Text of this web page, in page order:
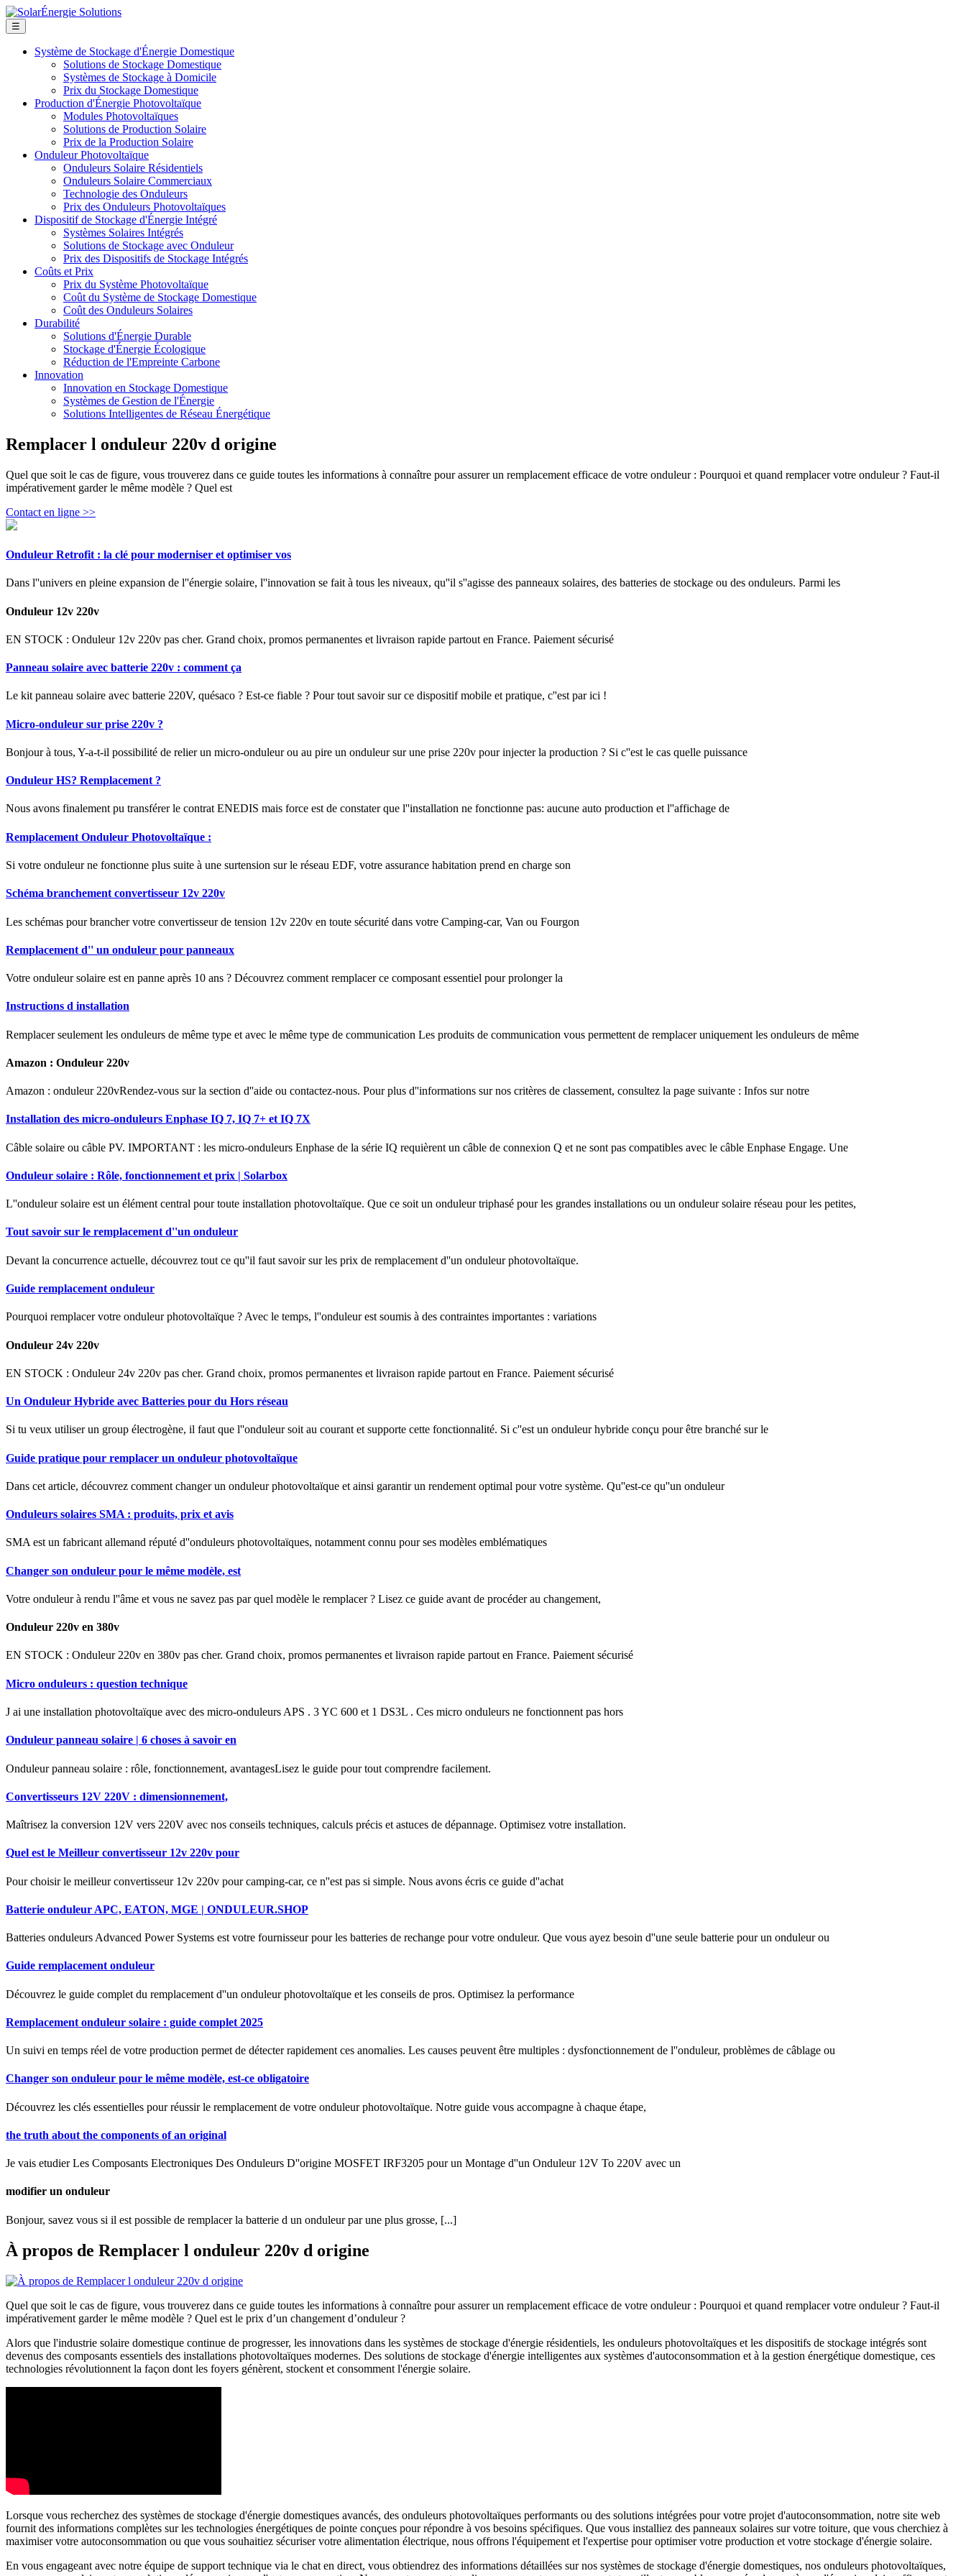
☰
Système de Stockage d'Énergie Domestique
Solutions de Stockage Domestique
Systèmes de Stockage à Domicile
Prix du Stockage Domestique
Production d'Énergie Photovoltaïque
Modules Photovoltaïques
Solutions de Production Solaire
Prix de la Production Solaire
Onduleur Photovoltaïque
Onduleurs Solaire Résidentiels
Onduleurs Solaire Commerciaux
Technologie des Onduleurs
Prix des Onduleurs Photovoltaïques
Dispositif de Stockage d'Énergie Intégré
Systèmes Solaires Intégrés
Solutions de Stockage avec Onduleur
Prix des Dispositifs de Stockage Intégrés
Coûts et Prix
Prix du Système Photovoltaïque
Coût du Système de Stockage Domestique
Coût des Onduleurs Solaires
Durabilité
Solutions d'Énergie Durable
Stockage d'Énergie Écologique
Réduction de l'Empreinte Carbone
Innovation
Innovation en Stockage Domestique
Systèmes de Gestion de l'Énergie
Solutions Intelligentes de Réseau Énergétique
Remplacer l onduleur 220v d origine
Quel que soit le cas de figure, vous trouverez dans ce guide toutes les informations à connaître pour assurer un remplacement efficace de votre onduleur : Pourquoi et quand remplacer votre onduleur ? Faut-il
impérativement garder le même modèle ? Quel est
Contact en ligne >>
Onduleur Retrofit : la clé pour moderniser et optimiser vos
Dans l''univers en pleine expansion de l''énergie solaire, l''innovation se fait à tous les niveaux, qu''il s''agisse des panneaux solaires, des batteries de stockage ou des onduleurs. Parmi les
Onduleur 12v 220v
EN STOCK : Onduleur 12v 220v pas cher. Grand choix, promos permanentes et livraison rapide partout en France. Paiement sécurisé
Panneau solaire avec batterie 220v : comment ça
Le kit panneau solaire avec batterie 220V, quésaco ? Est-ce fiable ? Pour tout savoir sur ce dispositif mobile et pratique, c''est par ici !
Micro-onduleur sur prise 220v ?
Bonjour à tous, Y-a-t-il possibilité de relier un micro-onduleur ou au pire un onduleur sur une prise 220v pour injecter la production ? Si c''est le cas quelle puissance
Onduleur HS? Remplacement ?
Nous avons finalement pu transférer le contrat ENEDIS mais force est de constater que l''installation ne fonctionne pas: aucune auto production et l''affichage de
Remplacement Onduleur Photovoltaïque :
Si votre onduleur ne fonctionne plus suite à une surtension sur le réseau EDF, votre assurance habitation prend en charge son
Schéma branchement convertisseur 12v 220v
Les schémas pour brancher votre convertisseur de tension 12v 220v en toute sécurité dans votre Camping-car, Van ou Fourgon
Remplacement d'' un onduleur pour panneaux
Votre onduleur solaire est en panne après 10 ans ? Découvrez comment remplacer ce composant essentiel pour prolonger la
Instructions d installation
Remplacer seulement les onduleurs de même type et avec le même type de communication Les produits de communication vous permettent de remplacer uniquement les onduleurs de même
Amazon : Onduleur 220v
Amazon : onduleur 220vRendez-vous sur la section d''aide ou contactez-nous. Pour plus d''informations sur nos critères de classement, consultez la page suivante : Infos sur notre
Installation des micro-onduleurs Enphase IQ 7, IQ 7+ et IQ 7X
Câble solaire ou câble PV. IMPORTANT : les micro-onduleurs Enphase de la série IQ requièrent un câble de connexion Q et ne sont pas compatibles avec le câble Enphase Engage. Une
Onduleur solaire : Rôle, fonctionnement et prix | Solarbox
L''onduleur solaire est un élément central pour toute installation photovoltaïque. Que ce soit un onduleur triphasé pour les grandes installations ou un onduleur solaire réseau pour les petites,
Tout savoir sur le remplacement d''un onduleur
Devant la concurrence actuelle, découvrez tout ce qu''il faut savoir sur les prix de remplacement d''un onduleur photovoltaïque.
Guide remplacement onduleur
Pourquoi remplacer votre onduleur photovoltaïque ? Avec le temps, l''onduleur est soumis à des contraintes importantes : variations
Onduleur 24v 220v
EN STOCK : Onduleur 24v 220v pas cher. Grand choix, promos permanentes et livraison rapide partout en France. Paiement sécurisé
Un Onduleur Hybride avec Batteries pour du Hors réseau
Si tu veux utiliser un group électrogène, il faut que l''onduleur soit au courant et supporte cette fonctionnalité. Si c''est un onduleur hybride conçu pour être branché sur le
Guide pratique pour remplacer un onduleur photovoltaïque
Dans cet article, découvrez comment changer un onduleur photovoltaïque et ainsi garantir un rendement optimal pour votre système. Qu''est-ce qu''un onduleur
Onduleurs solaires SMA : produits, prix et avis
SMA est un fabricant allemand réputé d''onduleurs photovoltaïques, notamment connu pour ses modèles emblématiques
Changer son onduleur pour le même modèle, est
Votre onduleur à rendu l''âme et vous ne savez pas par quel modèle le remplacer ? Lisez ce guide avant de procéder au changement,
Onduleur 220v en 380v
EN STOCK : Onduleur 220v en 380v pas cher. Grand choix, promos permanentes et livraison rapide partout en France. Paiement sécurisé
Micro onduleurs : question technique
J ai une installation photovoltaïque avec des micro-onduleurs APS . 3 YC 600 et 1 DS3L . Ces micro onduleurs ne fonctionnent pas hors
Onduleur panneau solaire | 6 choses à savoir en
Onduleur panneau solaire : rôle, fonctionnement, avantagesLisez le guide pour tout comprendre facilement.
Convertisseurs 12V 220V : dimensionnement,
Maîtrisez la conversion 12V vers 220V avec nos conseils techniques, calculs précis et astuces de dépannage. Optimisez votre installation.
Quel est le Meilleur convertisseur 12v 220v pour
Pour choisir le meilleur convertisseur 12v 220v pour camping-car, ce n''est pas si simple. Nous avons écris ce guide d''achat
Batterie onduleur APC, EATON, MGE | ONDULEUR.SHOP
Batteries onduleurs Advanced Power Systems est votre fournisseur pour les batteries de rechange pour votre onduleur. Que vous ayez besoin d''une seule batterie pour un onduleur ou
Guide remplacement onduleur
Découvrez le guide complet du remplacement d''un onduleur photovoltaïque et les conseils de pros. Optimisez la performance
Remplacement onduleur solaire : guide complet 2025
Un suivi en temps réel de votre production permet de détecter rapidement ces anomalies. Les causes peuvent être multiples : dysfonctionnement de l''onduleur, problèmes de câblage ou
Changer son onduleur pour le même modèle, est-ce obligatoire
Découvrez les clés essentielles pour réussir le remplacement de votre onduleur photovoltaïque. Notre guide vous accompagne à chaque étape,
the truth about the components of an original
Je vais etudier Les Composants Electroniques Des Onduleurs D''origine MOSFET IRF3205 pour un Montage d''un Onduleur 12V To 220V avec un
modifier un onduleur
Bonjour, savez vous si il est possible de remplacer la batterie d un onduleur par une plus grosse, [...]
À propos de Remplacer l onduleur 220v d origine
Quel que soit le cas de figure, vous trouverez dans ce guide toutes les informations à connaître pour assurer un remplacement efficace de votre onduleur : Pourquoi et quand remplacer votre onduleur ? Faut-il
impérativement garder le même modèle ? Quel est le prix d’un changement d’onduleur ?
Alors que l'industrie solaire domestique continue de progresser, les innovations dans les systèmes de stockage d'énergie résidentiels, les onduleurs photovoltaïques et les dispositifs de stockage intégrés sont
devenus des composants essentiels des installations photovoltaïques modernes. Des solutions de stockage d'énergie intelligentes aux systèmes d'autoconsommation et à la gestion énergétique domestique, ces
technologies révolutionnent la façon dont les foyers génèrent, stockent et consomment l'énergie solaire.
Lorsque vous recherchez des systèmes de stockage d'énergie domestiques avancés, des onduleurs photovoltaïques performants ou des solutions intégrées pour votre projet d'autoconsommation, notre site web
fournit des informations complètes sur les technologies énergétiques de pointe conçues pour répondre à vos besoins spécifiques. Que vous installiez des panneaux solaires sur votre toiture, que vous cherchiez à
maximiser votre autoconsommation ou que vous souhaitiez sécuriser votre alimentation électrique, nous offrons l'équipement et l'expertise pour optimiser votre production et votre stockage d'énergie solaire.
En vous engageant avec notre équipe de support technique via le chat en direct, vous obtiendrez des informations détaillées sur nos systèmes de stockage d'énergie domestiques, nos onduleurs photovoltaïques,